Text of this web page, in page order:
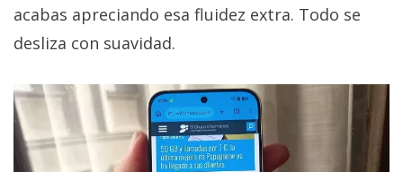
acabas apreciando esa fluidez extra. Todo se
desliza con suavidad.